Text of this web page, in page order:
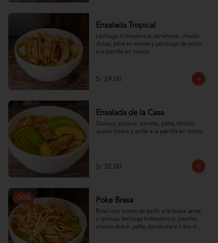
Ensalada Tropical
Lechuga hidropónica, zanahoria, choclo
dulce, piña en trozos y pechuga de pollo
a la parrilla en trozos
S/ 29.00
Ensalada de la Casa
Quinua, pepino, tomate, palta, choclo,
queso fresco y pollo a la parrilla en trozos
S/ 32.00
-30% Poke Brasa
Bowl con trozos de pollo a la brasa, arroz
o quinua, lechuga hidropónica, pepino,
choclo dulce, palta, zanahoria e hilos de